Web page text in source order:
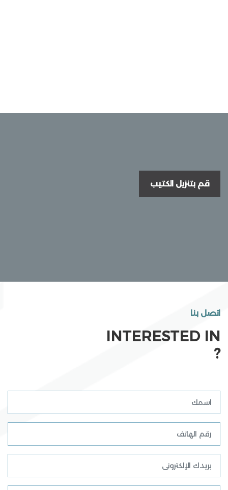
قم بتنزيل الكتيب
اتصل بنا
INTERESTED IN
?